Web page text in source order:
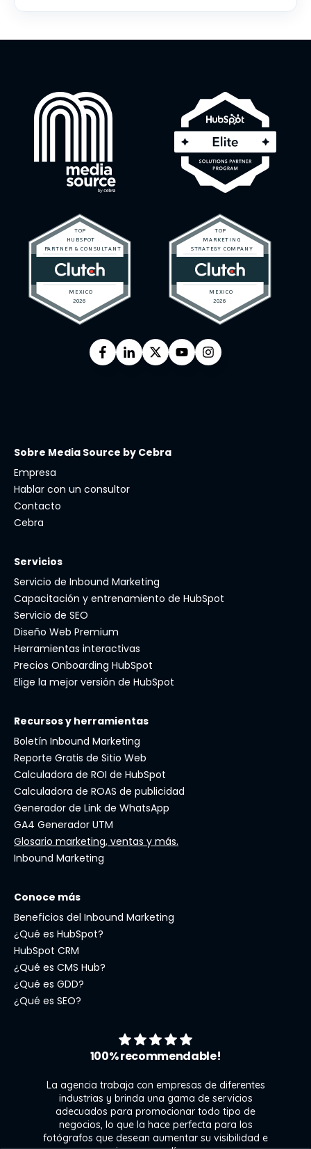
Sobre Media Source by Cebra
Empresa
Hablar con un consultor
Contacto
Cebra
Servicios
Servicio de Inbound Marketing
Capacitación y entrenamiento de HubSpot
Servicio de SEO
Diseño Web Premium
Herramientas interactivas
Precios Onboarding HubSpot
Elige la mejor versión de HubSpot
Recursos y herramientas
Boletín Inbound Marketing
Reporte Gratis de Sitio Web
Calculadora de ROI de HubSpot
Calculadora de ROAS de publicidad
Generador de Link de WhatsApp
GA4 Generador UTM
Glosario marketing, ventas y más.
Inbound Marketing
Conoce más
Beneficios del Inbound Marketing
¿Qué es HubSpot?
HubSpot CRM
¿Qué es CMS Hub?
¿Qué es GDD?
¿Qué es SEO?
100% recommendable!
La agencia trabaja con empresas de diferentes
industrias y brinda una gama de servicios
adecuados para promocionar todo tipo de
negocios, lo que la hace perfecta para los
fotógrafos que desean aumentar su visibilidad e